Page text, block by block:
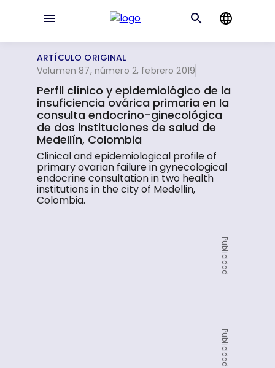
ARTÍCULO ORIGINAL
Volumen 87, número 2, febrero 2019
Perfil clínico y epidemiológico de la
insuficiencia ovárica primaria en la
consulta endocrino-ginecológica
de dos instituciones de salud de
Medellín, Colombia
Clinical and epidemiological profile of
primary ovarian failure in gynecological
endocrine consultation in two health
institutions in the city of Medellin,
Colombia.
Publicidad
Publicidad